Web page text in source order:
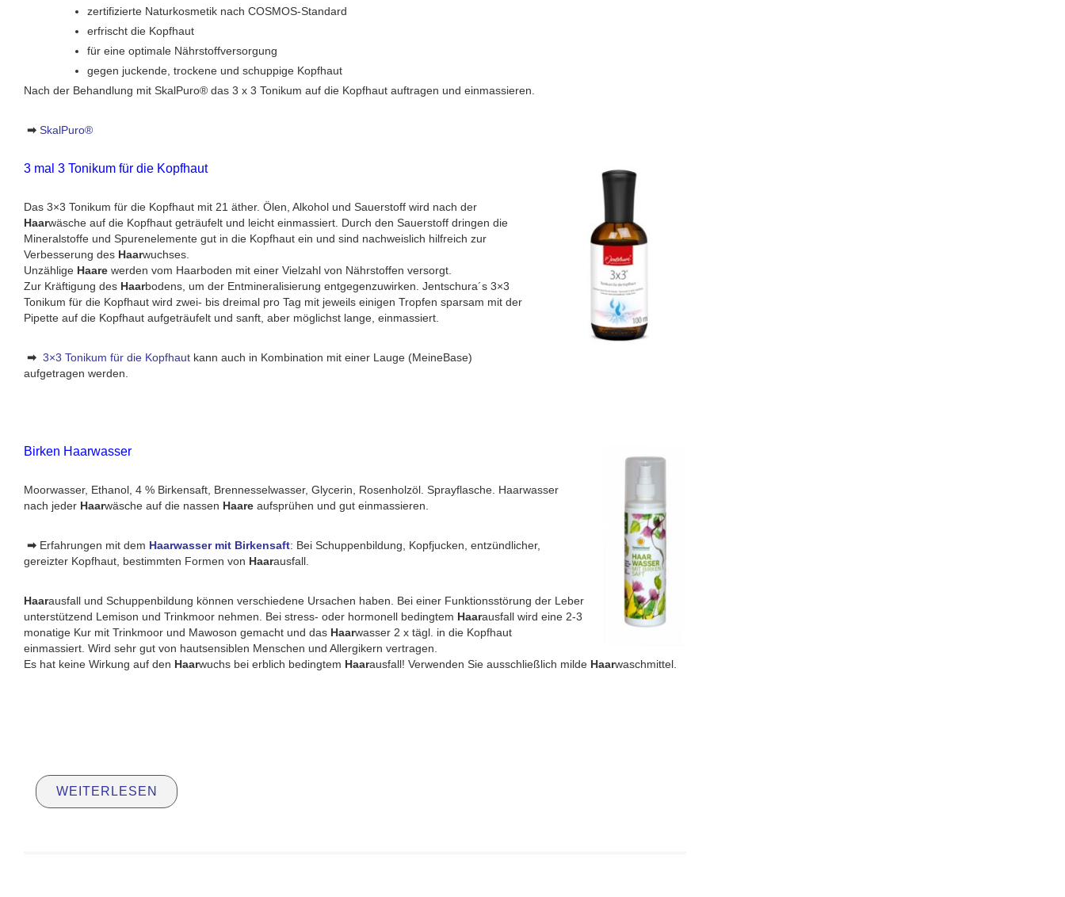
zertifizierte Naturkosmetik nach COSMOS-Standard
erfrischt die Kopfhaut
für eine optimale Nährstoffversorgung
gegen juckende, trockene und schuppige Kopfhaut
Nach der Behandlung mit SkalPuro® das 3 x 3 Tonikum auf die Kopfhaut auftragen und einmassieren.
➡ SkalPuro®
3 mal 3 Tonikum für die Kopfhaut
Das 3×3 Tonikum für die Kopfhaut mit 21 äther. Ölen, Alkohol und Sauerstoff wird nach der
Haarwäsche auf die Kopfhaut geträufelt und leicht einmassiert. Durch den Sauerstoff dringen die
Mineralstoffe und Spurenelemente gut in die Kopfhaut ein und sind nachweislich hilfreich zur
Verbesserung des Haarwuchses.
Unzählige Haare werden vom Haarboden mit einer Vielzahl von Nährstoffen versorgt.
Zur Kräftigung des Haarbodens, um der Entmineralisierung entgegenzuwirken. Jentschura´s 3×3
Tonikum für die Kopfhaut wird zwei- bis dreimal pro Tag mit jeweils einigen Tropfen sparsam mit der
Pipette auf die Kopfhaut aufgeträufelt und sanft, aber möglichst lange, einmassiert.
➡ 3×3 Tonikum für die Kopfhaut kann auch in Kombination mit einer Lauge (MeineBase)
aufgetragen werden.
Birken Haarwasser
Moorwasser, Ethanol, 4 % Birkensaft, Brennesselwasser, Glycerin, Rosenholzöl. Sprayflasche. Haarwasser
nach jeder Haarwäsche auf die nassen Haare aufsprühen und gut einmassieren.
➡ Erfahrungen mit dem Haarwasser mit Birkensaft: Bei Schuppenbildung, Kopfjucken, entzündlicher,
gereizter Kopfhaut, bestimmten Formen von Haarausfall.
Haarausfall und Schuppenbildung können verschiedene Ursachen haben. Bei einer Funktionsstörung der Leber
unterstützend Lemison und Trinkmoor nehmen. Bei stress- oder hormonell bedingtem Haarausfall wird eine 2-3
monatige Kur mit Trinkmoor und Mawoson gemacht und das Haarwasser 2 x tägl. in die Kopfhaut
einmassiert. Wird sehr gut von hautsensiblen Menschen und Allergikern vertragen.
Es hat keine Wirkung auf den Haarwuchs bei erblich bedingtem Haarausfall! Verwenden Sie ausschließlich milde Haarwaschmittel.
WEITERLESEN